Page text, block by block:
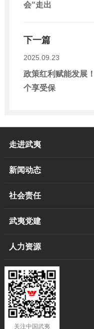
会“走出
下一篇
2025.09.23
政策红利赋能发展
个享受保
走进武夷
新闻动态
社会责任
武夷党建
人力资源
关注中国武夷